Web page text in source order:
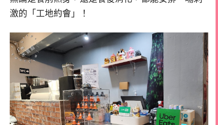
激的「工地約會」！